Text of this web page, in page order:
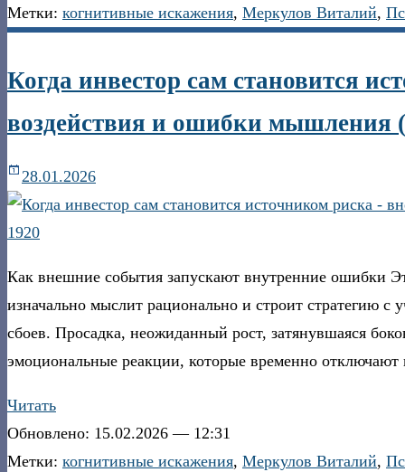
Метки: когнитивные искажения, Меркулов Виталий,
Когда инвестор сам становится
воздействия и ошибки мышления
28.01.2026
Как внешние события запускают внутренние ошибки
изначально мыслит рационально и строит стратегию с
сбоев. Просадка, неожиданный рост, затянувшаяся
эмоциональные реакции, которые временно
Читать
Обновлено: 15.02.2026 — 12:31
Метки: когнитивные искажения, Меркулов Виталий,